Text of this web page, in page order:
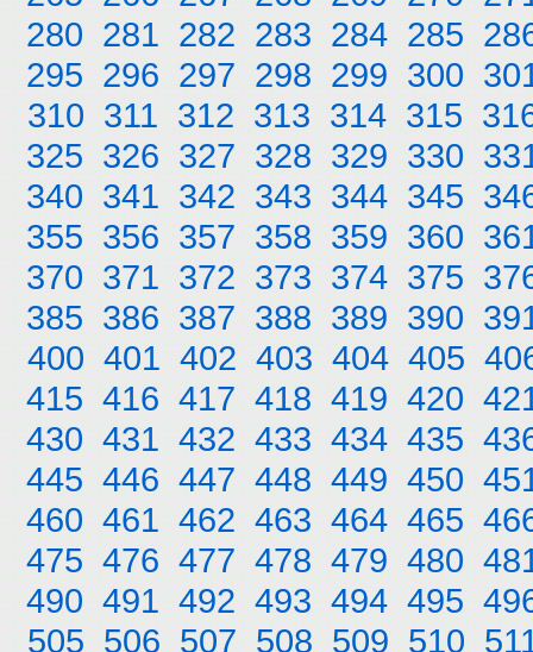
280 281 282 283 284 285
295 296 297 298 299 300
310 311 312 313 314 315
325 326 327 328 329 330
340 341 342 343 344 345
355 356 357 358 359 360
370 371 372 373 374 375
385 386 387 388 389 390
400 401 402 403 404 405
415 416 417 418 419 420
430 431 432 433 434 435
445 446 447 448 449 450
460 461 462 463 464 465
475 476 477 478 479 480
490 491 492 493 494 495
505 506 507 508 509 510